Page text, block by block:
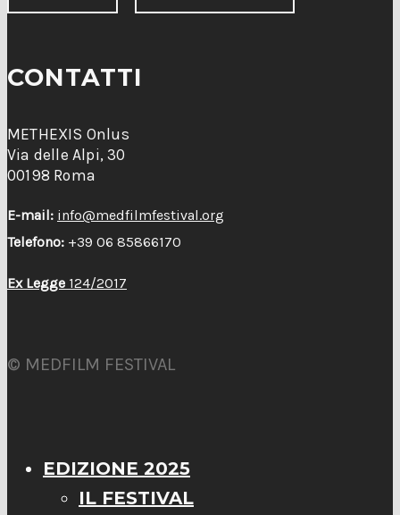
CONTATTI
METHEXIS Onlus
Via delle Alpi, 30
00198 Roma
E-mail: info@medfilmfestival.org
Telefono: +39 06 85866170
Ex Legge 124/2017
© MEDFILM FESTIVAL
EDIZIONE 2025
IL FESTIVAL